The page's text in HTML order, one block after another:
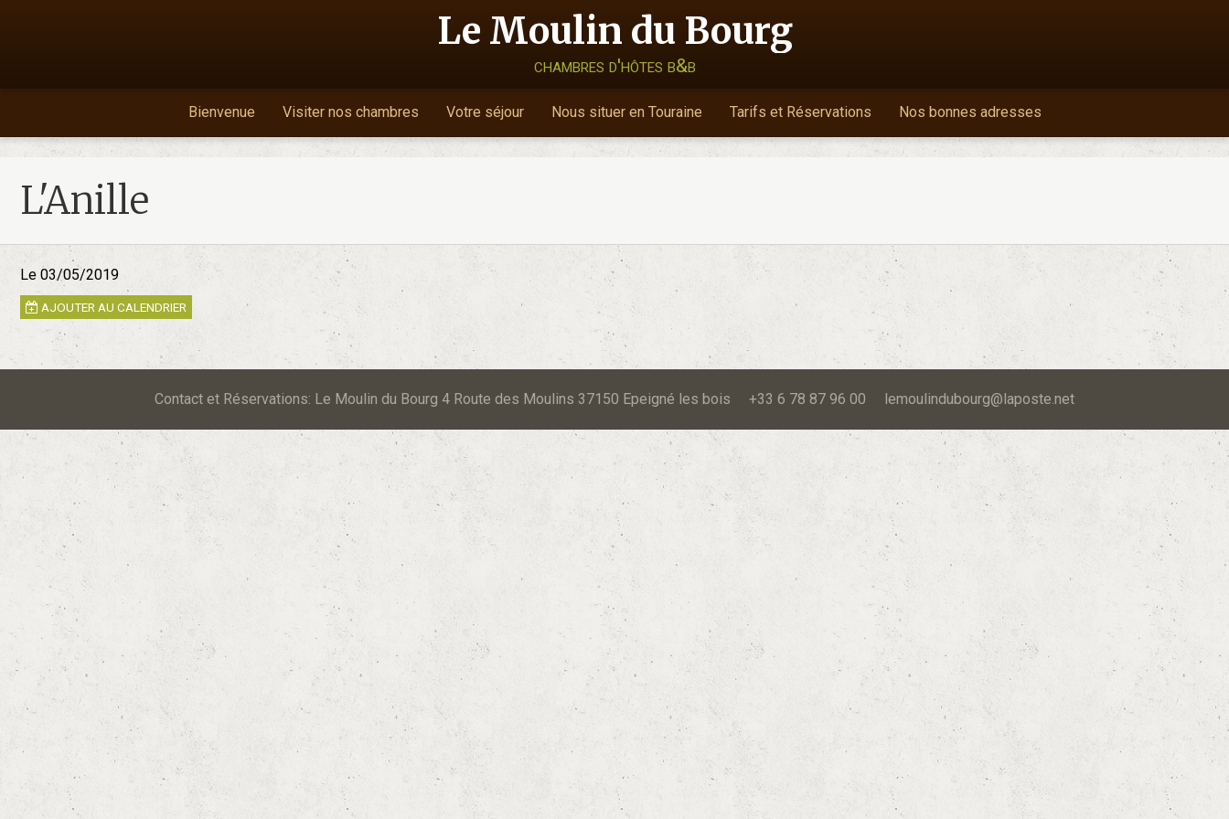
Le Moulin du Bourg
chambres d'hôtes b&b
Bienvenue Visiter nos chambres Votre séjour Nous situer en Touraine Tarifs et Réservations Nos bonnes adresses
L'Anille
Le 03/05/2019
AJOUTER AU CALENDRIER
Contact et Réservations: Le Moulin du Bourg 4 Route des Moulins 37150 Epeigné les bois +33 6 78 87 96 00 lemoulindubourg@laposte.net